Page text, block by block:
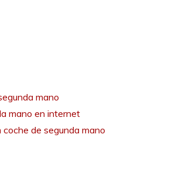
mano
mano en internet
de segunda mano